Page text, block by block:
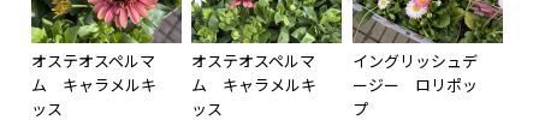
オステオスペルマ
ム キャラメルキ
ッス
オステオスペルマ
ム キャラメルキ
ッス
イングリッシュデ
ージー ロリポッ
プ